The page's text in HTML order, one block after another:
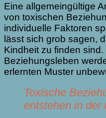
Eine allgemeingültige
von toxischen
individuelle Faktoren
lässt sich grob sagen,
Kindheit zu finden sind.
Beziehungsleben
erlernten Muster
Toxische
entstehen in der